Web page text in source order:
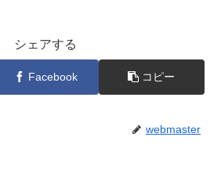
シェアする
Facebook コピー
webmaster